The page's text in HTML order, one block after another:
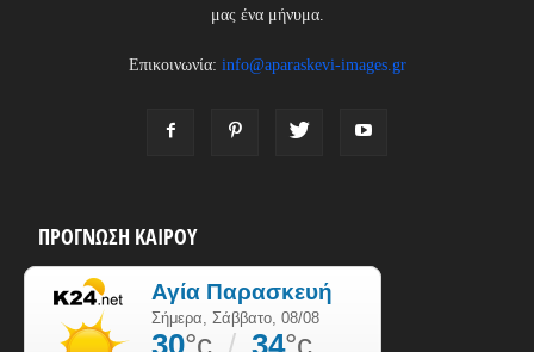
μας ένα μήνυμα.
Επικοινωνία: info@aparaskevi-images.gr
ΠΡΟΓΝΩΣΗ ΚΑΙΡΟΥ